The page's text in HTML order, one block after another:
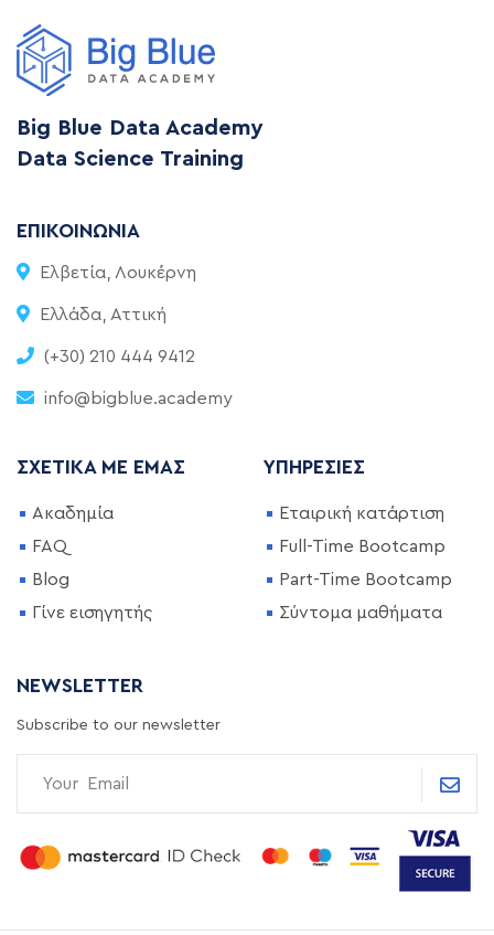
Big Blue Data Academy
Data Science Training
ΕΠΙΚΟΙΝΩΝΊΑ
Ελβετία, Λουκέρνη
Ελλάδα, Αττική
(+30) 210 444 9412
info@bigblue.academy
ΣΧΕΤΙΚΆ ΜΕ ΕΜΆΣ
Ακαδημία
FAQ
Blog
Γίνε εισηγητής
ΥΠΗΡΕΣΊΕΣ
Εταιρική κατάρτιση
Full-Time Bootcamp
Part-Time Bootcamp
Σύντομα μαθήματα
NEWSLETTER
Subscribe to our newsletter